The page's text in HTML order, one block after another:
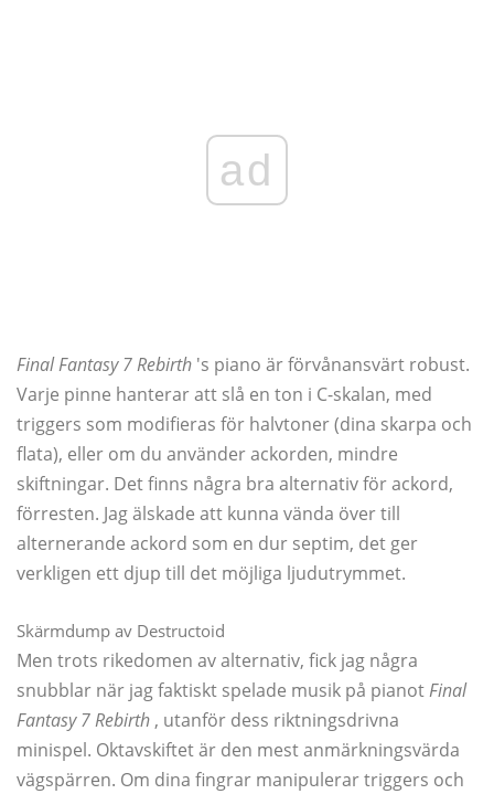
ad
Final Fantasy 7 Rebirth 's piano är förvånansvärt robust.
Varje pinne hanterar att slå en ton i C-skalan, med
triggers som modifieras för halvtoner (dina skarpa och
flata), eller om du använder ackorden, mindre
skiftningar. Det finns några bra alternativ för ackord,
förresten. Jag älskade att kunna vända över till
alternerande ackord som en dur septim, det ger
verkligen ett djup till det möjliga ljudutrymmet.
Skärmdump av Destructoid
Men trots rikedomen av alternativ, fick jag några
snubblar när jag faktiskt spelade musik på pianotFinal
Fantasy 7 Rebirth , utanför dess riktningsdrivna
minispel. Oktavskiftet är den mest anmärkningsvärda
vägspärren. Om dina fingrar manipulerar triggers och